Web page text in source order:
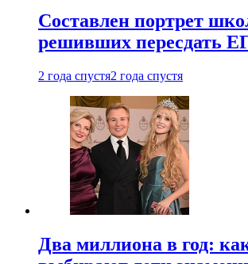
Составлен портрет
решивших пересдать
2 года спустя2 года спустя
Два миллиона в год: